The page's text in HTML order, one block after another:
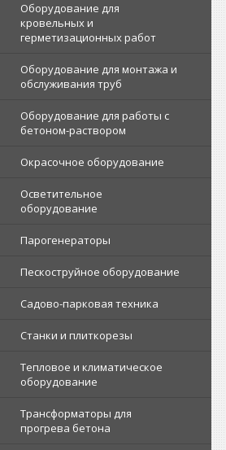
Оборудование для
кровельных и
герметизационных работ
Оборудование для монтажа и
обслуживания труб
Оборудование для работы с
бетоном-раствором
Окрасочное оборудование
Осветительное
оборудование
Парогенераторы
Пескоструйное оборудование
Садово-парковая техника
Станки и плиткорезы
Тепловое и климатическое
оборудование
Трансформаторы для
прогрева бетона